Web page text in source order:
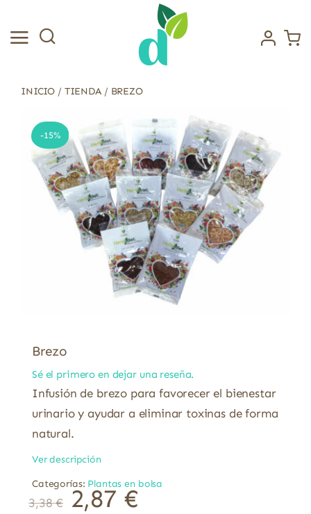
contenido
INICIO / TIENDA/ BREZO
-15%
Brezo
Sé el primero en dejar una reseña.
Infusión de brezo para favorecer el bienestar
urinario y ayudar a eliminar toxinas de forma
natural.
Ver descripción
Categorías: Plantas en bolsa
3,38€ 2,87 €